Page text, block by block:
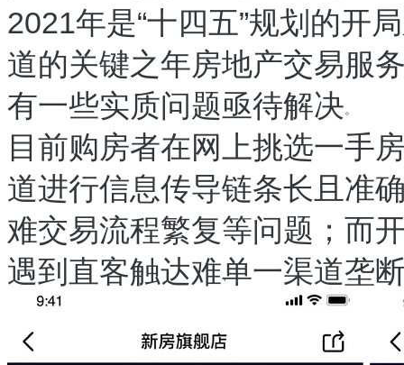
2021年是“十四五”规划的开
道的关键之年 ，房地产交易服
有一些实质问题亟待解决。
目前 ，购房者在网上挑选一手
道进行信息传导，
链条长且准
难，
交易流程繁复等问题 ； 而
遇到直客触达难、
单一渠道垄